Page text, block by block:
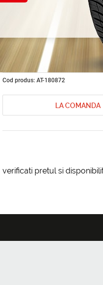
FMW
Cod produs: AT-180872
LA COMANDA
verificati pretul si